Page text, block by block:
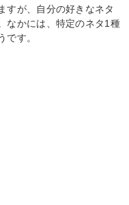
すが、自分の好きなネタ
なかには、特定のネタ1種
です。